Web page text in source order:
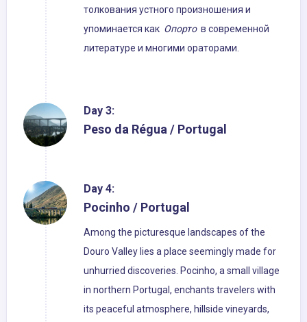
толкования устного произношения и
упоминается как Опортов современной
литературе и многими ораторами.
Day 3:
Peso da Régua / Portugal
Day 4:
Pocinho / Portugal
Among the picturesque landscapes of the
Douro Valley lies a place seemingly made for
unhurried discoveries. Pocinho, a small village
in northern Portugal, enchants travelers with
its peaceful atmosphere, hillside vineyards,